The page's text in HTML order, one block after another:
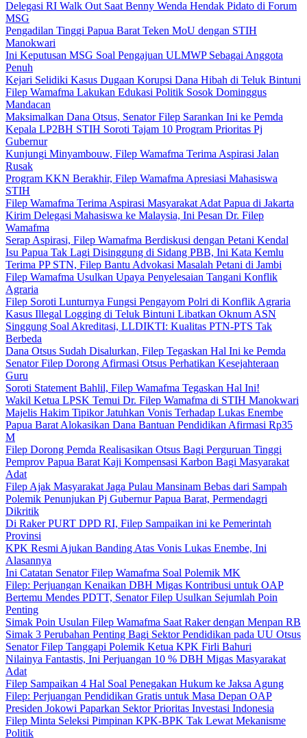
Delegasi RI Walk Out Saat Benny Wenda Hendak Pidato di Forum
MSG
Pengadilan Tinggi Papua Barat Teken MoU dengan STIH
Manokwari
Ini Keputusan MSG Soal Pengajuan ULMWP Sebagai Anggota
Penuh
Kejari Selidiki Kasus Dugaan Korupsi Dana Hibah di Teluk Bintuni
Filep Wamafma Lakukan Edukasi Politik Sosok Dominggus
Mandacan
Maksimalkan Dana Otsus, Senator Filep Sarankan Ini ke Pemda
Kepala LP2BH STIH Soroti Tajam 10 Program Prioritas Pj
Gubernur
Kunjungi Minyambouw, Filep Wamafma Terima Aspirasi Jalan
Rusak
Program KKN Berakhir, Filep Wamafma Apresiasi Mahasiswa
STIH
Filep Wamafma Terima Aspirasi Masyarakat Adat Papua di Jakarta
Kirim Delegasi Mahasiswa ke Malaysia, Ini Pesan Dr. Filep
Wamafma
Serap Aspirasi, Filep Wamafma Berdiskusi dengan Petani Kendal
Isu Papua Tak Lagi Disinggung di Sidang PBB, Ini Kata Kemlu
Terima PP STN, Filep Bantu Advokasi Masalah Petani di Jambi
Filep Wamafma Usulkan Upaya Penyelesaian Tangani Konflik
Agraria
Filep Soroti Lunturnya Fungsi Pengayom Polri di Konflik Agraria
Kasus Illegal Logging di Teluk Bintuni Libatkan Oknum ASN
Singgung Soal Akreditasi, LLDIKTI: Kualitas PTN-PTS Tak
Berbeda
Dana Otsus Sudah Disalurkan, Filep Tegaskan Hal Ini ke Pemda
Senator Filep Dorong Afirmasi Otsus Perhatikan Kesejahteraan
Guru
Soroti Statement Bahlil, Filep Wamafma Tegaskan Hal Ini!
Wakil Ketua LPSK Temui Dr. Filep Wamafma di STIH Manokwari
Majelis Hakim Tipikor Jatuhkan Vonis Terhadap Lukas Enembe
Papua Barat Alokasikan Dana Bantuan Pendidikan Afirmasi Rp35
M
Filep Dorong Pemda Realisasikan Otsus Bagi Perguruan Tinggi
Pemprov Papua Barat Kaji Kompensasi Karbon Bagi Masyarakat
Adat
Filep Ajak Masyarakat Jaga Pulau Mansinam Bebas dari Sampah
Polemik Penunjukan Pj Gubernur Papua Barat, Permendagri
Dikritik
Di Raker PURT DPD RI, Filep Sampaikan ini ke Pemerintah
Provinsi
KPK Resmi Ajukan Banding Atas Vonis Lukas Enembe, Ini
Alasannya
Ini Catatan Senator Filep Wamafma Soal Polemik MK
Filep: Perjuangan Kenaikan DBH Migas Kontribusi untuk OAP
Bertemu Mendes PDTT, Senator Filep Usulkan Sejumlah Poin
Penting
Simak Poin Usulan Filep Wamafma Saat Raker dengan Menpan RB
Simak 3 Perubahan Penting Bagi Sektor Pendidikan pada UU Otsus
Senator Filep Tanggapi Polemik Ketua KPK Firli Bahuri
Nilainya Fantastis, Ini Perjuangan 10 % DBH Migas Masyarakat
Adat
Filep Sampaikan 4 Hal Soal Penegakan Hukum ke Jaksa Agung
Filep: Perjuangan Pendidikan Gratis untuk Masa Depan OAP
Presiden Jokowi Paparkan Sektor Prioritas Investasi Indonesia
Filep Minta Seleksi Pimpinan KPK-BPK Tak Lewat Mekanisme
Politik